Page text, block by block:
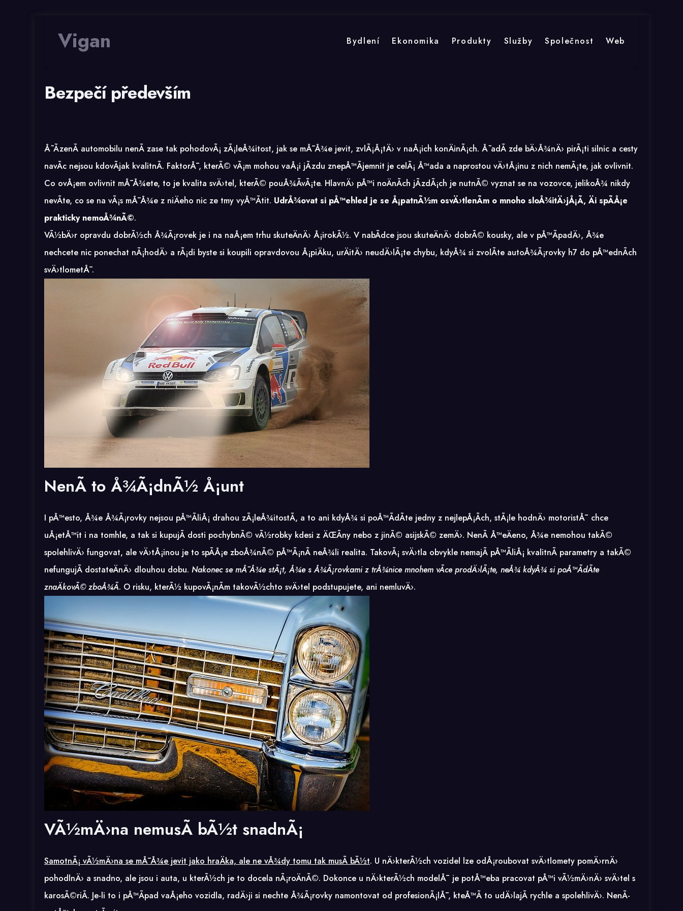
Vigan Bydlení Ekonomika Produkty Služby Společnost Web
Bezpečí především
Å˜Ã­zenÃ­ automobilu nenÃ­ zase tak pohodovÃ¡ zÃ¡leÅ¾itost, jak se mÅ¯Å¾e jevit, zvlÃ¡Å¡tÄ› v naÅ¡ich konÄinÃ¡ch. Å˜adÃ­ zde bÄ›Å¾nÄ› pirÃ¡ti silnic a cesty
navÃ­c nejsou kdovÃ­jak kvalitnÃ­. FaktorÅ¯, kterÃ© vÃ¡m mohou vaÅ¡i jÃ­zdu znepÅ™Ã­jemnit je celÃ¡ Å™ada a naprostou vÄ›tÅ¡inu z nich nemÃ¡te, jak ovlivnit.
Co ovÅ¡em ovlivnit mÅ¯Å¾ete, to je kvalita svÄ›tel, kterÃ© pouÅ¾Ã­vÃ¡te. HlavnÄ› pÅ™i noÄnÃ­ch jÃ­zdÃ¡ch je nutnÃ© vyznat se na vozovce, jelikoÅ¾ nikdy
nevÃ­te, co se na vÃ¡s mÅ¯Å¾e z niÄeho nic ze tmy vyÅ™Ã­tit. UdrÅ¾ovat si pÅ™ehled je se Å¡patnÃ½m osvÄ›tlenÃ­m o mnoho sloÅ¾itÄ›jÅ¡Ã­, Äi spÃ­Å¡e
prakticky nemoÅ¾nÃ©.
VÃ½bÄ›r opravdu dobrÃ½ch Å¾Ã¡rovek je i na naÅ¡em trhu skuteÄnÄ› Å¡irokÃ½. V nabÃ­dce jsou skuteÄnÄ› dobrÃ© kousky, ale v pÅ™Ã­padÄ›, Å¾e
nechcete nic ponechat nÃ¡hodÄ› a rÃ¡di byste si koupili opravdovou Å¡piÄku, urÄitÄ› neudÄ›lÃ¡te chybu, kdyÅ¾ si zvolÃ­te autoÅ¾Ã¡rovky h7 do pÅ™ednÃ­ch
svÄ›tlometÅ¯.
NenÃ­ to Å¾Ã¡dnÃ½ Å¡unt
I pÅ™esto, Å¾e Å¾Ã¡rovky nejsou pÅ™Ã­liÅ¡ drahou zÃ¡leÅ¾itostÃ­, a to ani kdyÅ¾ si poÅ™Ã­dÃ­te jedny z nejlepÅ¡Ã­ch, stÃ¡le hodnÄ› motoristÅ¯ chce
uÅ¡etÅ™it i na tomhle, a tak si kupujÃ­ dosti pochybnÃ© vÃ½robky kdesi z ÄŒÃ­ny nebo z jinÃ© asijskÃ© zemÄ›. NenÃ­ Å™eÄeno, Å¾e nemohou takÃ©
spolehlivÄ› fungovat, ale vÄ›tÅ¡inou je to spÃ­Å¡e zboÅ¾nÃ© pÅ™Ã¡nÃ­ neÅ¾li realita. TakovÃ¡ svÄ›tla obvykle nemajÃ­ pÅ™Ã­liÅ¡ kvalitnÃ­ parametry a takÃ©
nefungujÃ­ dostateÄnÄ› dlouhou dobu. Nakonec se mÅ¯Å¾e stÃ¡t, Å¾e s Å¾Ã¡rovkami z trÅ¾nice mnohem vÃ­ce prodÄ›lÃ¡te, neÅ¾ kdyÅ¾ si poÅ™Ã­dÃ­te
znaÄkovÃ© zboÅ¾Ã­. O risku, kterÃ½ kupovÃ¡nÃ­m takovÃ½chto svÄ›tel podstupujete, ani nemluvÄ›.
VÃ½mÄ›na nemusÃ­ bÃ½t snadnÃ¡
SamotnÃ¡ vÃ½mÄ›na se mÅ¯Å¾e jevit jako hraÄka, ale ne vÅ¾dy tomu tak musÃ­ bÃ½t. U nÄ›kterÃ½ch vozidel lze odÅ¡roubovat svÄ›tlomety pomÄ›rnÄ›
pohodlnÄ› a snadno, ale jsou i auta, u kterÃ½ch je to docela nÃ¡roÄnÃ©. Dokonce u nÄ›kterÃ½ch modelÅ¯ je potÅ™eba pracovat pÅ™i vÃ½mÄ›nÄ› svÄ›tel s
karosÃ©riÃ­. Je-li to i pÅ™Ã­pad vaÅ¡eho vozidla, radÄ›ji si nechte Å¾Ã¡rovky namontovat od profesionÃ¡lÅ¯, kteÅ™Ã­ to udÄ›lajÃ­ rychle a spolehlivÄ›. NenÃ­